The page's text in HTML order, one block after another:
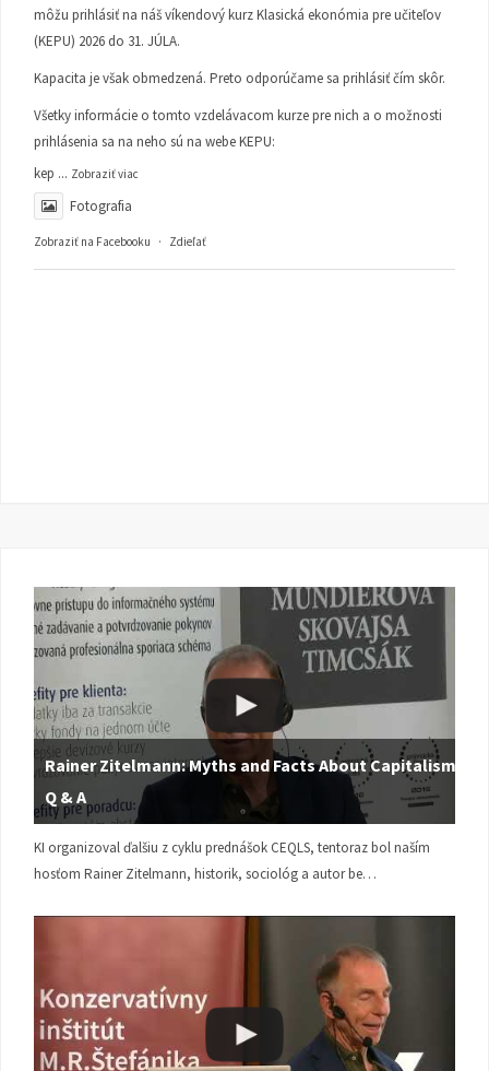
môžu prihlásiť na náš víkendový kurz Klasická ekonómia pre učiteľov
(KEPU) 2026 do 31. JÚLA.
Kapacita je však obmedzená. Preto odporúčame sa prihlásiť čím skôr.
Všetky informácie o tomto vzdelávacom kurze pre nich a o možnosti
prihlásenia sa na neho sú na webe KEPU:
kep ... Zobraziť viac
Fotografia
Zobraziť na Facebooku · Zdieľať
Rainer Zitelmann: Myths and Facts About Capitalism |
Q & A
KI organizoval ďalšiu z cyklu prednášok CEQLS, tentoraz bol naším
hosťom Rainer Zitelmann, historik, sociológ a autor be…